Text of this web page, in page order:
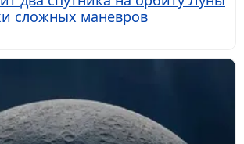
сложных маневров